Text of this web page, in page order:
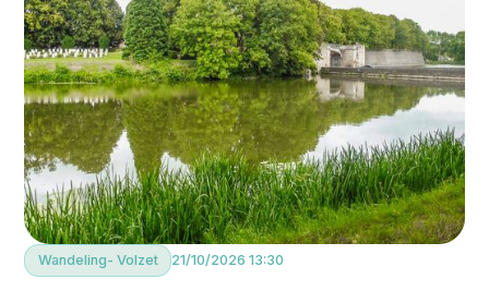
Wandeling- Volzet 21/10/2026 13:30